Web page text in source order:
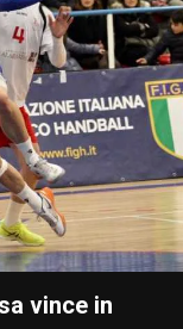
vince in